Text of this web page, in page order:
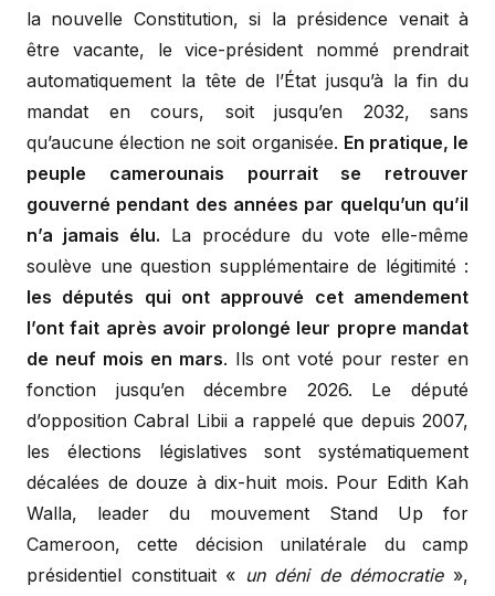
la nouvelle Constitution, si la présidence venait à
être vacante, le vice-président nommé prendrait
automatiquement la tête de l’État jusqu’à la fin du
mandat en cours, soit jusqu’en 2032, sans
qu’aucune élection ne soit organisée. En pratique, le
peuple camerounais pourrait se retrouver
gouverné pendant des années par quelqu’un qu’il
n’a jamais élu. La procédure du vote elle-même
soulève une question supplémentaire de légitimité :
les députés qui ont approuvé cet amendement
l’ont fait après avoir prolongé leur propre mandat
de neuf mois en mars. Ils ont voté pour rester en
fonction jusqu’en décembre 2026. Le député
d’opposition Cabral Libii a rappelé que depuis 2007,
les élections législatives sont systématiquement
décalées de douze à dix-huit mois. Pour Edith Kah
Walla, leader du mouvement Stand Up for
Cameroon, cette décision unilatérale du camp
présidentiel constituait « un déni de démocratie»,